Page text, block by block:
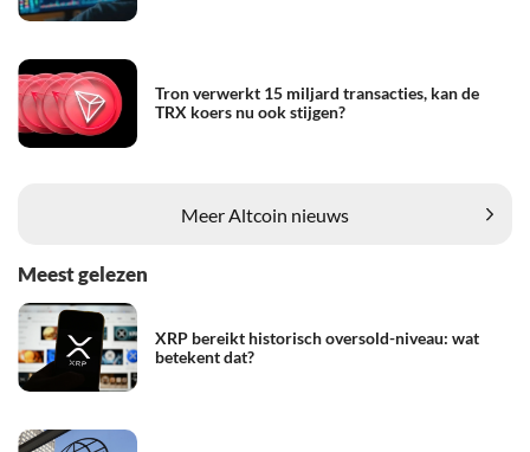
Tron verwerkt 15 miljard transacties, kan de
TRX koers nu ook stijgen?
Meer Altcoin nieuws
Meest gelezen
XRP bereikt historisch oversold-niveau: wat
betekent dat?